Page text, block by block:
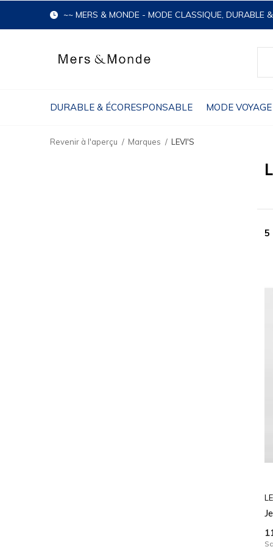
DURABLE & ÉCORESPONSABLE MODE VOYAGE
~~ MERS & MONDE - MODE CLASSIQUE, DURABLE
Revenir à l'aperçu Marques LEVI'S
5